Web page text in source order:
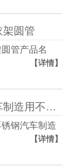
架圆管
管产品名
【详情】
316不锈钢汽车制造用不锈钢管
钢汽车制造
【详情】